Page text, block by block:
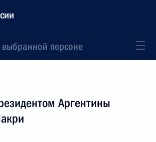
персоне
Аргентины